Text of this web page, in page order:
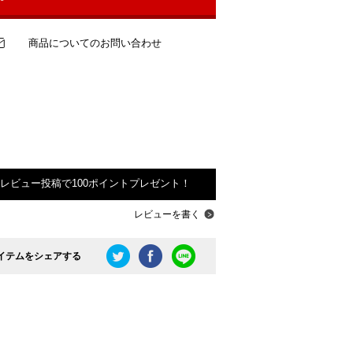
商品についてのお問い合わせ
ビュー投稿で100ポイントプレゼント！
レビューを書く
テムをシェアする